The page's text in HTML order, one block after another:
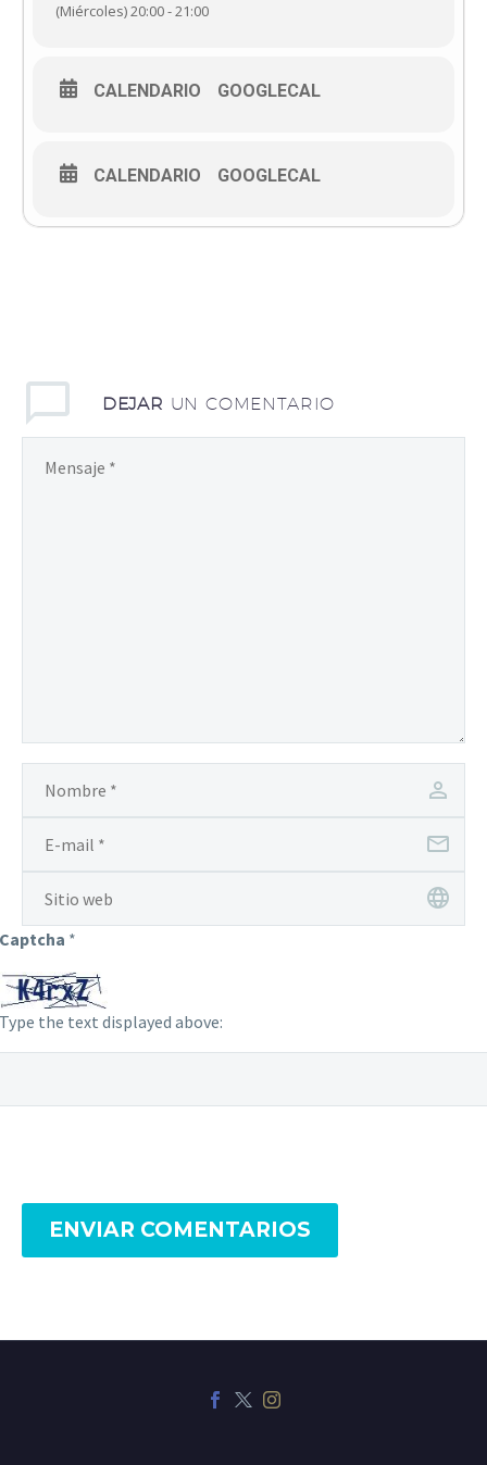
(Miércoles) 20:00 - 21:00
CALENDARIO GOOGLECAL
CALENDARIO GOOGLECAL
DEJAR UN COMENTARIO
Captcha *
Type the text displayed above:
ENVIAR COMENTARIOS